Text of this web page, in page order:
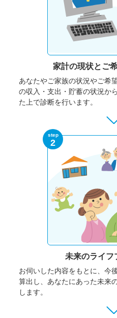
家計の現状と ご
あなたやご家族の状況やご希
の収入・支出・貯蓄の状況か
た上で診断を行います。
step
2
未来のライフ
お伺いした内容をもとに、今
算出し、あなたにあった未来
します。